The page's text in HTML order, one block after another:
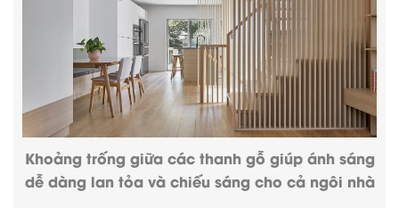
Khoảng trống giữa các thanh gỗ giúp ánh sáng
dễ dàng lan tỏa và chiếu sáng cho cả ngôi nhà